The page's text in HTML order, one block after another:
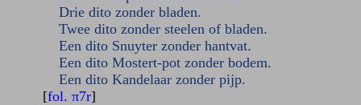
Drie dito zonder bladen.
Twee dito zonder steelen of bladen.
Een dito Snuyter zonder hantvat.
Een dito Mostert-pot zonder bodem.
Een dito Kandelaar zonder pijp.
[fol. π7r]